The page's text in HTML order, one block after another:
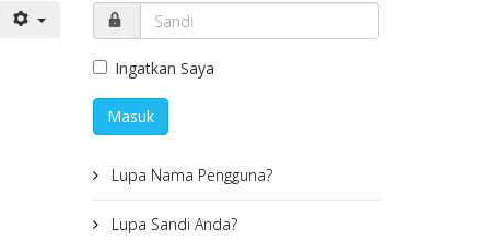
Ingatkan Saya
Masuk
Lupa Nama Pengguna?
Lupa Sandi Anda?